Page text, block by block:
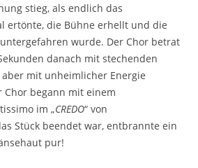
stieg, als endlich das
ertönte, die Bühne erhellt und die
wurde. Der Chor betrat
danach mit stechenden
mit unheimlicher Energie
Chor begann mit einem
im „CREDO“ von
Stück beendet war, entbrannte ein
pur!